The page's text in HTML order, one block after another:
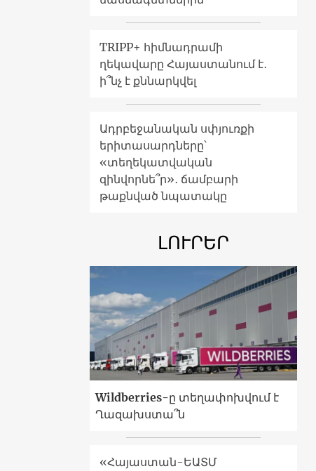
TRIPP+ հիմնադրամի
ղեկավարը Հայաստանում է․
ի՞նչ է քննարկվել
Ադրբեջանական սփյուռքի
երիտասարդները՝
«տեղեկատվական
զինվորնե՞ր»․ ճամբարի
թաքնված նպատակը
ԼՈՒՐԵՐ
Wildberries-ը տեղափոխվում է
Ղազախստա՞ն
«Հայաստան-ԵԱՏՄ